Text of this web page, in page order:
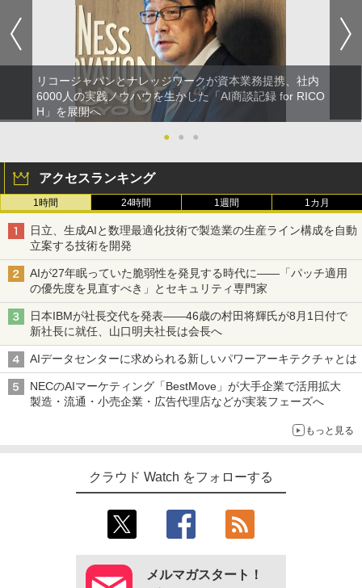
リコージャパンとナレッジワークが資本業務提携、社内
6000人の実践ノウハウを生かした「AI商談記録 for RICO
H」を展開へ
●
● ●
アクセスランキング
1時間 24時間 1週間 1カ月
日立、生成AIと数理最適化技術で製造業の生産ライン構成を自動
立案する技術を開発
AIが27年眠っていた脆弱性を発見する時代に――「パッチ適用
の優先度を見直すべき」とセキュリティ専門家
日本IBMが社長交代を発表――46歳の村田将輝氏が8月1日付で
新社長に就任、山口明夫社長は会長へ
AIデータセンターに求められる新しいパワーアーキテクチャとは
NECのAIマーケティング「BestMove」が大手企業で活用拡大
製造・流通・小売企業・広告代理店などが実装フェーズへ
もっと見る
クラウド Watch をフォローする
メルマガスタート！